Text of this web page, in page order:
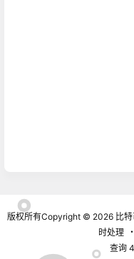
版权所有Copyright © 2026 比
时处理
・
查询